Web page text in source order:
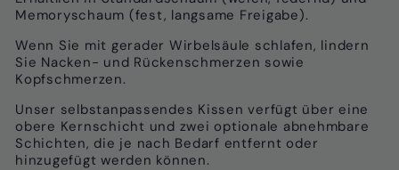
Memoryschaum (fest, langsame Freigabe).
Wenn Sie mit gerader Wirbelsäule schlafen, lindern
Sie Nacken- und Rückenschmerzen sowie
Kopfschmerzen.
Unser selbstanpassendes Kissen verfügt über eine
obere Kernschicht und zwei optionale abnehmbare
Schichten, die je nach Bedarf entfernt oder
hinzugefügt werden können.